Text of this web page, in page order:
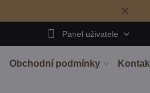
✕
Panel uživatele
Obchodní podmínky